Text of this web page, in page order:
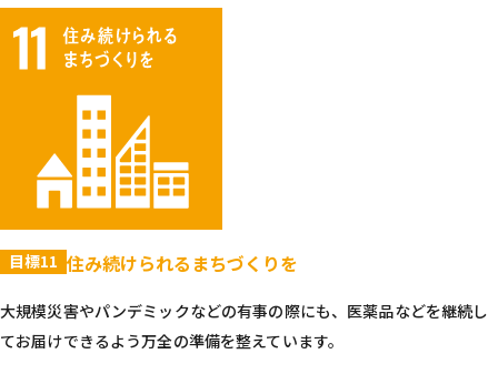
目標11 住み続けられるまちづくりを
大規模災害やパンデミックなどの有事の際にも、医薬品などを継続し
てお届けできるよう万全の準備を整えています。